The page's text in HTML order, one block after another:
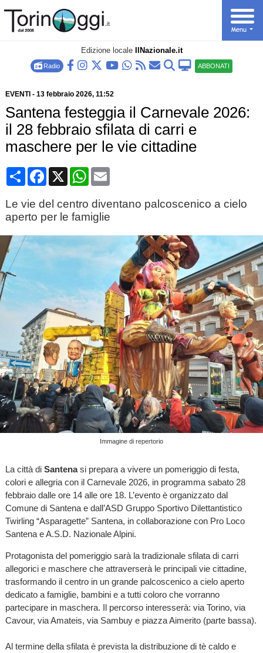
Edizione locale IlNazionale.it
Radio ABBONATI
EVENTI - 13 febbraio 2026, 11:52
Santena festeggia il Carnevale 2026:
il 28 febbraio sfilata di carri e
maschere per le vie cittadine
CondividiFacebook
X WhatsApp
Email
Le vie del centro diventano palcoscenico a cielo
aperto per le famiglie
Immagine di repertorio
La città diSantenasi prepara a vivere un pomeriggio di festa,
colori e allegria con il Carnevale 2026, in programma sabato 28
febbraio dalle ore 14 alle ore 18. L’evento è organizzato dal
Comune di Santena e dall’ASD Gruppo Sportivo Dilettantistico
Twirling “Asparagette” Santena, in collaborazione con Pro Loco
Santena e A.S.D. Nazionale Alpini.
Protagonista del pomeriggio sarà la tradizionale sfilata di carri
allegorici e maschere che attraverserà le principali vie cittadine,
trasformando il centro in un grande palcoscenico a cielo aperto
dedicato a famiglie, bambini e a tutti coloro che vorranno
partecipare in maschera. Il percorso interesserà: via Torino, via
Cavour, via Amateis, via Sambuy e piazza Aimerito (parte bassa).
Al termine della sfilata è prevista la distribuzione di tè caldo e